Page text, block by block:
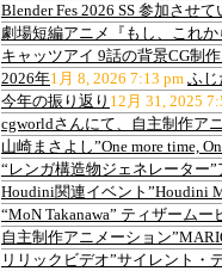
Blender Fes 2026 SS 参加させて
劇場短編アニメ『もし、これ
キャッツアイ 9話の背景CG制
2026年1月 8, 2026 7:13 pm ふじ
今年の振り返り 12月 31, 2025
cgworldさんにて、自主制作ア
山崎まさよし”One more time,
“レンガ構造物ジェネレーター
Houdini関連イベント”Houdini
“MoN Takanawa” ティザームー
自主制作アニメーション
リリックビデオ”サイレント・